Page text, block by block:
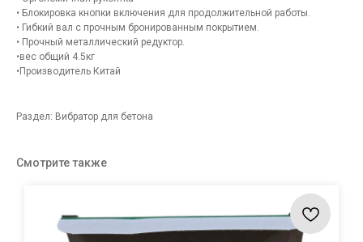
• Блокировка кнопки включения для продолжительной работы.
• Гибкий вал с прочным бронированным покрытием.
• Прочный металлический редуктор.
•вес общий 4.5кг
•Производитель Китай
Раздел: Вибратор для бетона
Смотрите также